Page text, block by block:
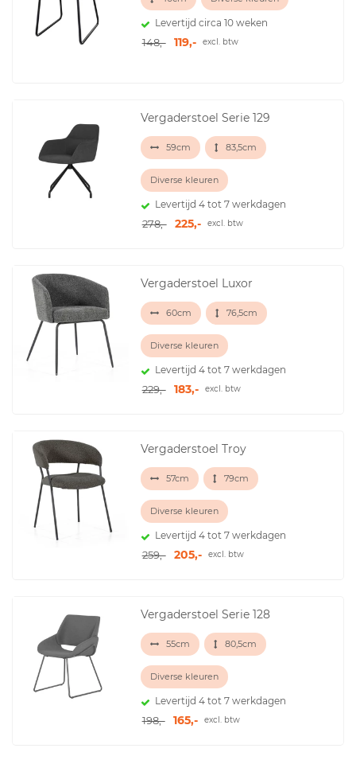
Levertijd circa 10 weken
148,- 119,- excl. btw
Vergaderstoel Serie 129
59cm 83,5cm
Diverse kleuren
Levertijd 4 tot 7 werkdagen
278,- 225,- excl. btw
Vergaderstoel Luxor
60cm 76,5cm
Diverse kleuren
Levertijd 4 tot 7 werkdagen
229,- 183,- excl. btw
Vergaderstoel Troy
57cm 79cm
Diverse kleuren
Levertijd 4 tot 7 werkdagen
259,- 205,- excl. btw
Vergaderstoel Serie 128
55cm 80,5cm
Diverse kleuren
Levertijd 4 tot 7 werkdagen
198,- 165,- excl. btw